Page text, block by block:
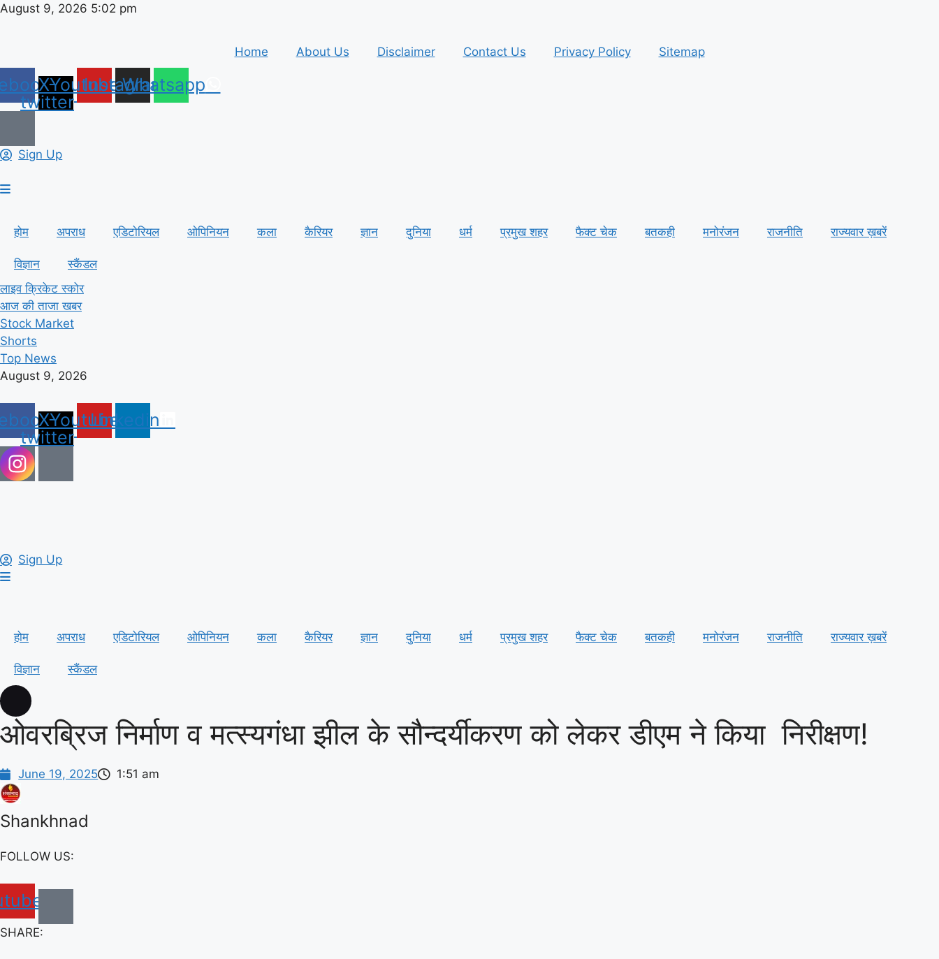
Skip
August 9, 2026 5:02 pm
Home About Us Disclaimer Contact Us Privacy Policy Sitemap
X-
twitter
YoutubeInstagram
Whatsapp
Sign Up
होम अपराध एडिटोरियल ओपिनियन कला कैरियर ज्ञान दुनिया धर्म प्रमुख शहर फैक्ट चेक बतकही मनोरंजन राजनीति राज्यवार ख़बरें
विज्ञान
स्कैंडल
लाइव क्रिकेट स्कोर
आज की ताजा खबर
Stock Market
Shorts
Top News
August 9, 2026
X-
twitter
YoutubeLinkedin
Sign Up
होम अपराध एडिटोरियल ओपिनियन कला कैरियर ज्ञान दुनिया धर्म प्रमुख शहर फैक्ट चेक बतकही मनोरंजन राजनीति राज्यवार ख़बरें
विज्ञान स्कैंडल
ओवरब्रिज निर्माण व मत्स्यगंधा झील के सौन्दर्यीकरण को लेकर डीएम ने किया निरीक्षण!
June 19, 2025 1:51 am
Shankhnad
FOLLOW US:
SHARE: